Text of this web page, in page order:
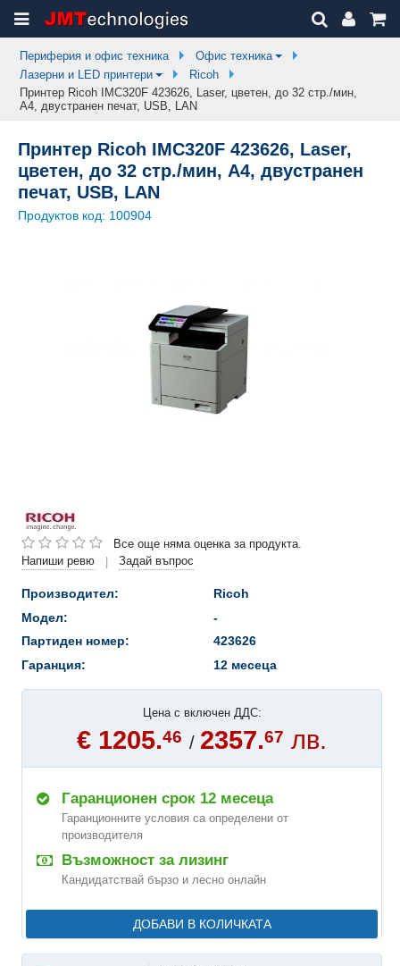
Периферия и офис техника
Офис техника
Лазерни и LED принтери
Ricoh
Принтер Ricoh IMC320F 423626, Laser, цветен, до 32 стр./мин,
A4, двустранен печат, USB, LAN
Принтер Ricoh IMC320F 423626, Laser,
цветен, до 32 стр./мин, A4, двустранен
печат, USB, LAN
Продуктов код: 100904
Все още няма оценка за продукта.
Напиши ревю
| Задай въпрос
Производител:
Ricoh
Модел:
-
Партиден номер:
423626
Гаранция:
12 месеца
Цена с включен ДДС:
€ 1205.46 / 2357.67 лв.
Гаранционен срок 12 месеца
Гаранционните условия са определени от
производителя
Възможност за лизинг
Кандидатствай бързо и лесно онлайн
ДОБАВИ В КОЛИЧКАТА